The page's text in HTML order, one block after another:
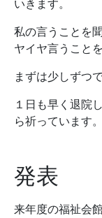
いきます。
私の言うことを
ヤイヤ言うこと
まずは少しずつ
１日も早く退院
ら祈っています。
発表
来年度の福祉会